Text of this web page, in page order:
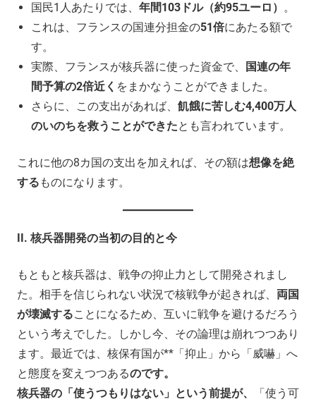
国民1人あたりでは、 年間103ドル（約95ユーロ） 。
これは、フランスの国連分担金の51倍にあたる額で
す。
実際、フランスが核兵器に使った資金で、
国連の年
間予算の2倍近く をまかなうことができました。
さらに、この支出があれば、 飢餓に苦しむ4,400万人
のいのちを救うことができたとも言われています。
これに他の8カ国の支出を加えれば、その額は想像を絶
する ものになります。
II. 核兵器開発の当初の目的と今
もともと核兵器は、戦争の抑止力として開発されまし
た。相手を信じられない状況で核戦争が起きれば、 両国
が壊滅することになるため、互いに戦争を避けるだろう
という考えでした。しかし今、その論理は崩れつつあり
ます。最近では、核保有国が**「抑止」から「威嚇」へ
と態度を変えつつあるのです。
核兵器の「使うつもりはない」という前提が、
「使う可